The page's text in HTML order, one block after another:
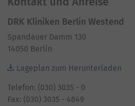
DRK Kliniken Berlin Westend
Spandauer Damm 130
14050 Berlin
Lageplan zum Herunterladen
Telefon: (030) 3035 - 0
Fax: (030) 3035 - 4849